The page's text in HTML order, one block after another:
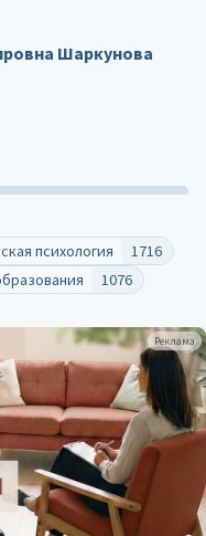
Реклама
психология
1716
1076
Шаркунова